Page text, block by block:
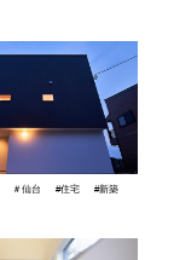
＃仙台 #住宅 #新築